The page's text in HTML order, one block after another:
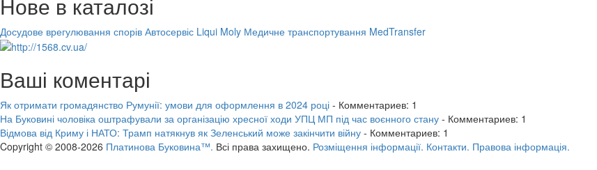
Досудове врегулювання спорів Автосервіс Liqui Moly Медичне транспортування MedTransfer
Ваші коментарі
Як отримати громадянство Румунії: умови для оформлення в 2024 році - Комментариев: 1
На Буковині чоловіка оштрафували за організацію хресної ходи УПЦ МП під час воєнного стану - Комментариев: 1
Відмова від Криму і НАТО: Трамп натякнув як Зеленський може закінчити війну - Комментариев: 1
Copyright © 2008-2026 Платинова Буковина™. Всі права захищено. Розміщення інформації. Контакти. Правова інформація.